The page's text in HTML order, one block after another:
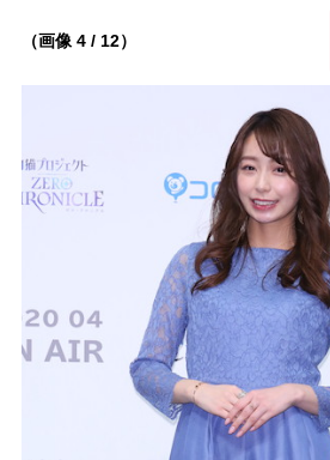
（画像 4 / 12）